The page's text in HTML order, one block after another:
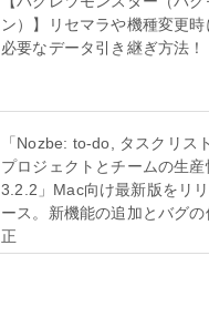
ン）】リセマラや機種変更時
必要なデータ引き継ぎ方法！
「Nozbe: to-do, タスクリスト,
プロジェクトとチームの生産
3.2.2」Mac向け最新版をリリ
ース。新機能の追加とバグの
正